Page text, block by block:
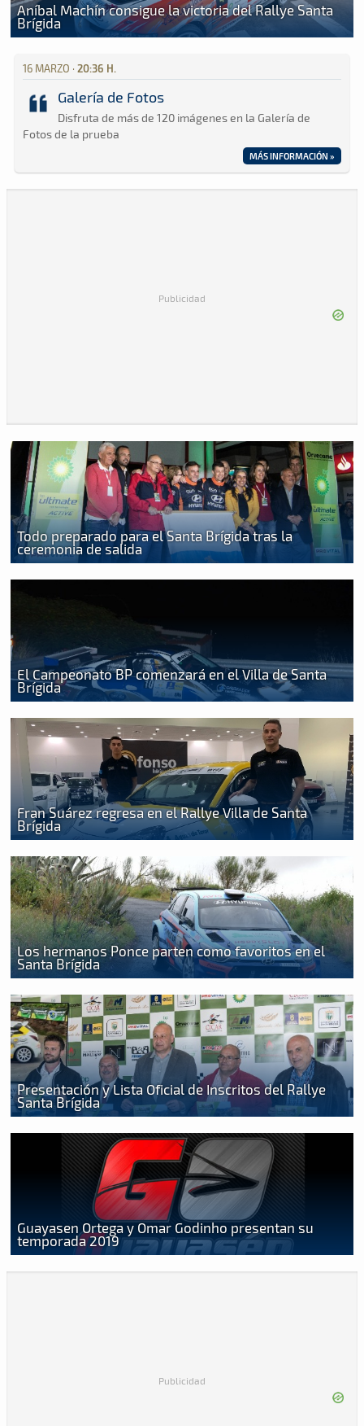
Aníbal Machín consigue la victoria del Rallye Santa
Brígida
16 MARZO · 20:36 H.
Galería de Fotos
Disfruta de más de 120 imágenes en la Galería de
Fotos de la prueba
MÁS INFORMACIÓN »
Publicidad
Todo preparado para el Santa Brígida tras la
ceremonia de salida
El Campeonato BP comenzará en el Villa de Santa
Brígida
Fran Suárez regresa en el Rallye Villa de Santa
Brígida
Los hermanos Ponce parten como favoritos en el
Santa Brígida
Presentación y Lista Oficial de Inscritos del Rallye
Santa Brígida
Guayasen Ortega y Omar Godinho presentan su
temporada 2019
Publicidad